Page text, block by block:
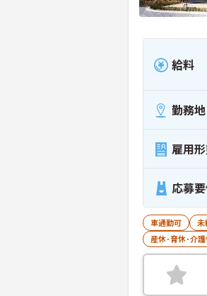
給料
勤務地
雇用
応募
車通勤可 未
産休･育休･介